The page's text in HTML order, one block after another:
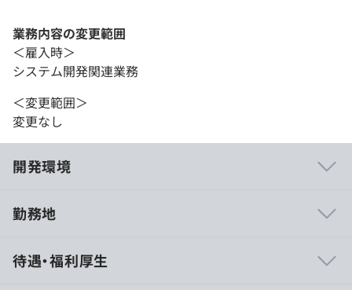
業務内容の変更範囲
＜雇入時＞
システム開発関連業務
＜変更範囲＞
変更なし
開発環境
りの成長をしっかり支える体制が強みです。
勤務地
待遇・福利厚生